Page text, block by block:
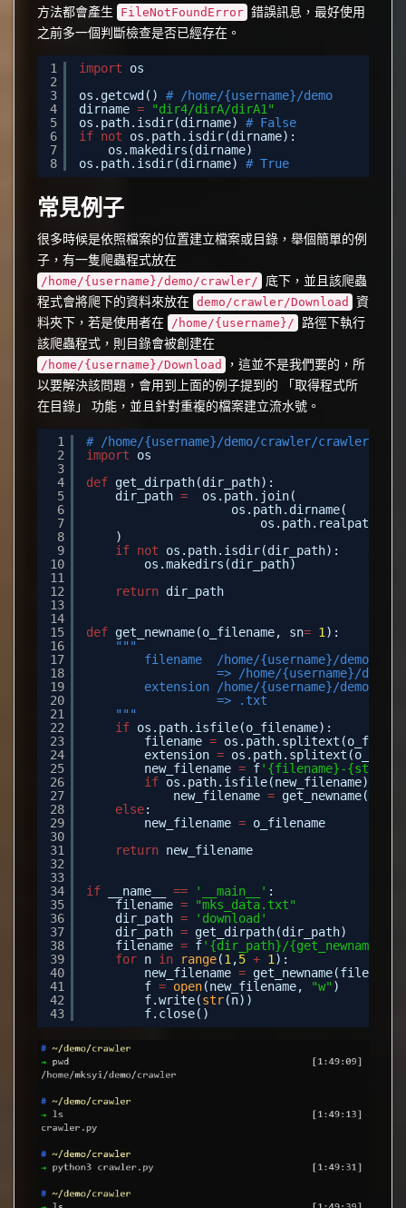
方法都會產生 FileNotFoundError 錯誤訊息，最好使用
之前多一個判斷檢查是否已經存在。
1
2
3
4
5
6
7
8
import
os
os.getcwd() # /home/{username}/demo
dirname =
"dir4/dirA/dirA1"
os.path.isdir(dirname) # False
if not
os.path.isdir(dirname):
os.makedirs(dirname)
os.path.isdir(dirname) # True
常見例子
很多時候是依照檔案的位置建立檔案或目錄，舉個簡單的例
子，有一隻爬蟲程式放在
/home/{username}/demo/crawler/
底下，並且該爬蟲
程式會將爬下的資料來放在 demo/crawler/Download
資
料夾下，若是使用者在 /home/{username}/
路徑下執行
該爬蟲程式，則目錄會被創建在
/home/{username}/Download
，這並不是我們要的，所
以要解決該問題，會用到上面的例子提到的 「取得程式所
在目錄」 功能，並且針對重複的檔案建立流水號。
1
2
3
4
5
6
7
8
9
10
11
12
13
14
15
16
17
18
19
20
21
22
23
24
25
26
27
28
29
30
31
32
33
34
35
36
37
38
39
40
41
42
43
# /home/{username}/demo/crawler/crawler.py
import
os
def get_dirpath(dir_path):
dir_path =
os.path.join(
os.path.dirname(
)
if not
os.path.isdir(dir_path):
os.makedirs(dir_path)
return dir_path
def get_newname(o_filename, sn= 1 ):
"""
filename  /home/{username}/demo/
=> /home/{username}/
extension /home/{username}/demo/
=> .txt
"""
if os.path.isfile(o_filename):
filename =
extension =
new_filename = f'{filename}-
if os.path.isfile(new_filename):
new_filename =
else:
new_filename = o_filename
return new_filename
if __name__ == '__main__' :
filename =
"mks_data.txt"
dir_path =
'download'
dir_path = get_dirpath(dir_path)
filename = f'{dir_path}/
for n in range(1 ,5 + 1 ):
new_filename = get_newname(filename)
f = open(new_filename, "w" )
f.write(str(n))
f.close()